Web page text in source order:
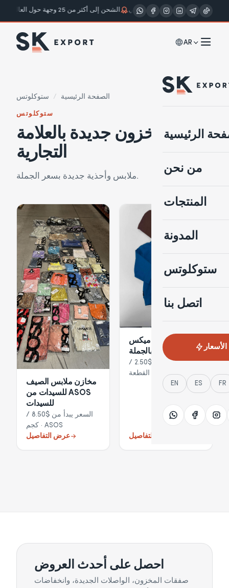
الشحن إلى أكثر من 25 وجهة حول العالم الدرجات: أ · ب · كريمي للبيع
AR
الرئيسية
من نحن
المنتجات
المدونة
ستوكلوتس
اتصل بنا
EN ES FR
الصفحة الرئيسية / ستوكلوتس
ستوكلوتس
بضائع مخزون جديدة بالعلامة
التجارية
ملابس وأحذية جديدة بسعر الجملة.
مخازن ملابس الصيف
للسيدات من ASOS
للسيدات
السعر يبدأ من $8.50 /
كجم · ASOS
عرض التفاصيل
أوفركيدز ميكس
ملابس أطفال بالجملة
ابتداءً من $2.50 /
القطعة · Overkids
عرض التفاصيل
احصل على أحدث العروض
صفقات المخزون، الواصلات الجديدة، وانخفاضات